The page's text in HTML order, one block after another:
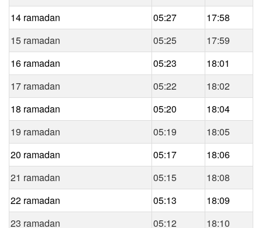
14 ramadan
05:27
17:58
15 ramadan
05:25
17:59
16 ramadan
05:23
18:01
17 ramadan
05:22
18:02
18 ramadan
05:20
18:04
19 ramadan
05:19
18:05
20 ramadan
05:17
18:06
21 ramadan
05:15
18:08
22 ramadan
05:13
18:09
23 ramadan
05:12
18:10